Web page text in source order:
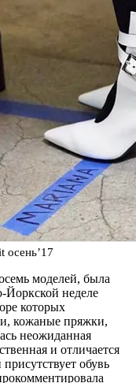
осень’17
моделей, была
Йоркской неделе
которых
кожаные пряжки,
неожиданная
и отличается
обувь